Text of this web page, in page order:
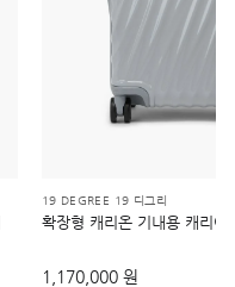
19 DEGREE 19 디그리
확장형 캐리온 기내용 캐리어
1,170,000 원